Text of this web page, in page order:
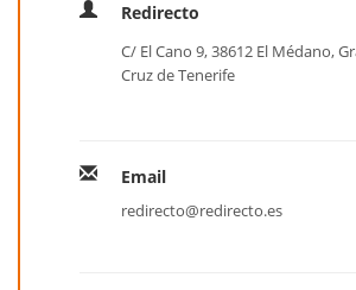
Redirecto
C/ El Cano 9, 38612 El Médano,
Cruz de Tenerife
Email
redirecto@redirecto.es